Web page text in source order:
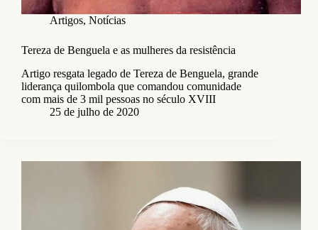
Artigos, Notícias
Tereza de Benguela e as mulheres da resistência
Artigo resgata legado de Tereza de Benguela, grande
liderança quilombola que comandou comunidade
com mais de 3 mil pessoas no século XVIII
25 de julho de 2020